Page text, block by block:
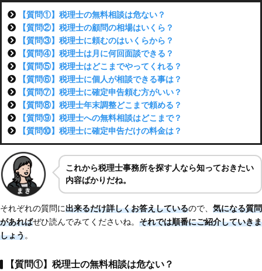
【質問①】税理士の無料相談は危ない？
【質問②】税理士の顧問の相場はいくら？
【質問③】税理士に頼むのはいくらから？
【質問④】税理士は月に何回面談できる？
【質問⑤】税理士はどこまでやってくれる？
【質問⑥】税理士に個人が相談できる事は？
【質問⑦】税理士に確定申告頼む方がいい？
【質問⑧】税理士年末調整どこまで頼める？
【質問⑨】税理士への無料相談はどこまで？
【質問⑩】税理士に確定申告だけの料金は？
これから税理士事務所を探す人なら知っておきたい
内容ばかりだね。
それぞれの質問に出来るだけ詳しくお答えしているので、 気になる質問
があればぜひ読んでみてくださいね。 それでは順番にご紹介していきま
しょう。
【質問①】税理士の無料相談は危ない？